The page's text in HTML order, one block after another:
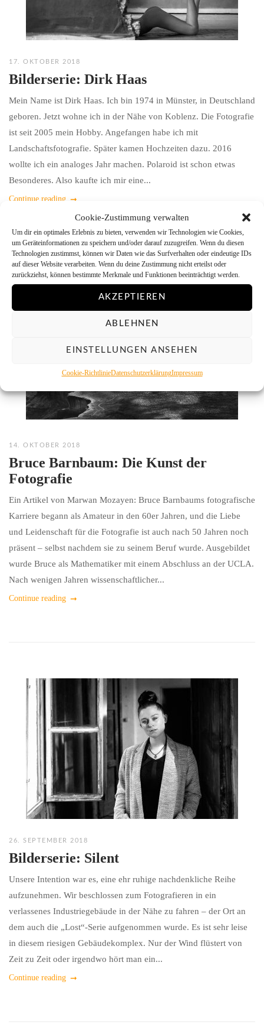
Cookie-Zustimmung verwalten
Um dir ein optimales Erlebnis zu bieten, verwenden wir Technologien wie Cookies,
um Geräteinformationen zu speichern und/oder darauf zuzugreifen. Wenn du diesen
Technologien zustimmst, können wir Daten wie das Surfverhalten oder eindeutige IDs
auf dieser Website verarbeiten. Wenn du deine Zustimmung nicht erteilst oder
zurückziehst, können bestimmte Merkmale und Funktionen beeinträchtigt werden.
AKZEPTIEREN
ABLEHNEN
EINSTELLUNGEN ANSEHEN
Cookie-RichtlinieDatenschutzerklärungImpressum
17. OKTOBER 2018
Bilderserie: Dirk Haas
Mein Name ist Dirk Haas. Ich bin 1974 in Münster, in Deutschland
geboren. Jetzt wohne ich in der Nähe von Koblenz. Die Fotografie
ist seit 2005 mein Hobby. Angefangen habe ich mit
Landschaftsfotografie. Später kamen Hochzeiten dazu. 2016
wollte ich ein analoges Jahr machen. Polaroid ist schon etwas
Besonderes. Also kaufte ich mir eine...
Continue reading
14. OKTOBER 2018
Bruce Barnbaum: Die Kunst der
Fotografie
Ein Artikel von Marwan Mozayen: Bruce Barnbaums fotografische
Karriere begann als Amateur in den 60er Jahren, und die Liebe
und Leidenschaft für die Fotografie ist auch nach 50 Jahren noch
präsent – selbst nachdem sie zu seinem Beruf wurde. Ausgebildet
wurde Bruce als Mathematiker mit einem Abschluss an der UCLA.
Nach wenigen Jahren wissenschaftlicher...
Continue reading
26. SEPTEMBER 2018
Bilderserie: Silent
Unsere Intention war es, eine ehr ruhige nachdenkliche Reihe
aufzunehmen. Wir beschlossen zum Fotografieren in ein
verlassenes Industriegebäude in der Nähe zu fahren – der Ort an
dem auch die „Lost“-Serie aufgenommen wurde. Es ist sehr leise
in diesem riesigen Gebäudekomplex. Nur der Wind flüstert von
Zeit zu Zeit oder irgendwo hört man ein...
Continue reading